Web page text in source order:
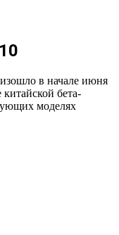
в начале июня
китайской бета-
моделях